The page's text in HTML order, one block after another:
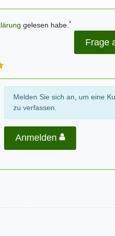
gelesen habe. *
Frage
Melden Sie sich an, um eine
zu verfassen.
Anmelden